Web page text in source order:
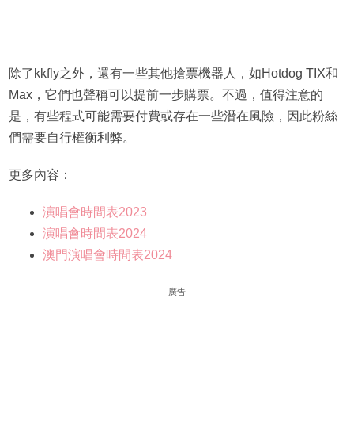
除了kkfly之外，還有一些其他搶票機器人，如Hotdog TIX和
Max，它們也聲稱可以提前一步購票。不過，值得注意的
是，有些程式可能需要付費或存在一些潛在風險，因此粉絲
們需要自行權衡利弊。
更多內容：
演唱會時間表2023
演唱會時間表2024
澳門演唱會時間表2024
廣告